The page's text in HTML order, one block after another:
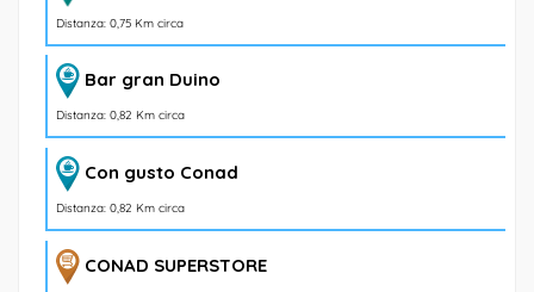
Distanza: 0,75 Km circa
Bar gran Duino
Distanza: 0,82 Km circa
Con gusto Conad
Distanza: 0,82 Km circa
CONAD SUPERSTORE